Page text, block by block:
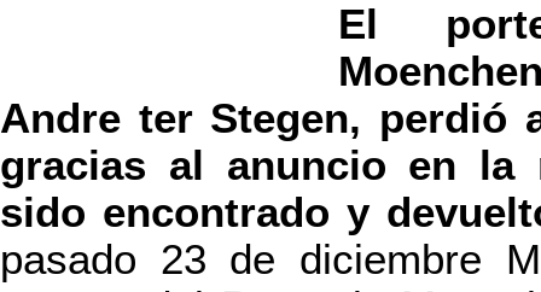
El
Andre ter Stegen, perdió
gracias al anuncio en
sido encontrado y
pasado 23 de diciembre